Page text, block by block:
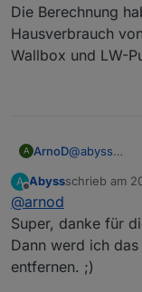
Die Berechnung
Hausverbrauch
Wallbox und LW-
A ArnoD@abyss
auch bei
alle anderen
verwenden.
Die
A
Offline
Abyssschrieb am
zuletzt
@arnod
Super, danke für
Dann werd ich
entfernen. ;)